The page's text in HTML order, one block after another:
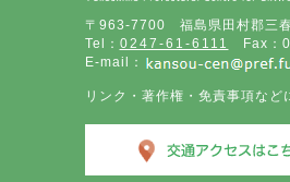
〒963-7700 福島県田村郡三
Tel： 0247-61-6111
Fax：
E-mail：
リンク・著作権・免責事項など